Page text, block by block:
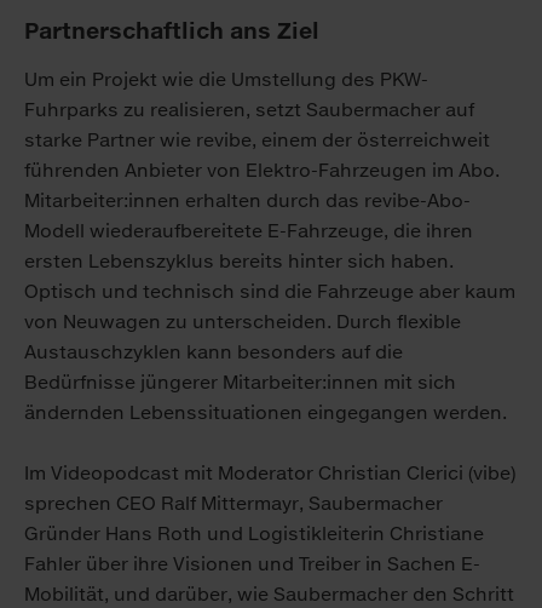
Partnerschaftlich ans Ziel
Um ein Projekt wie die Umstellung des PKW-
Fuhrparks zu realisieren, setzt Saubermacher auf
starke Partner wie revibe, einem der österreichweit
führenden Anbieter von Elektro-Fahrzeugen im Abo.
Mitarbeiter:innen erhalten durch das revibe-Abo-
Modell wiederaufbereitete E-Fahrzeuge, die ihren
ersten Lebenszyklus bereits hinter sich haben.
Optisch und technisch sind die Fahrzeuge aber kaum
von Neuwagen zu unterscheiden. Durch flexible
Austauschzyklen kann besonders auf die
Bedürfnisse jüngerer Mitarbeiter:innen mit sich
ändernden Lebenssituationen eingegangen werden.
Im Videopodcast mit Moderator Christian Clerici (vibe)
sprechen CEO Ralf Mittermayr, Saubermacher
Gründer Hans Roth und Logistikleiterin Christiane
Fahler über ihre Visionen und Treiber in Sachen E-
Mobilität, und darüber, wie Saubermacher den Schritt